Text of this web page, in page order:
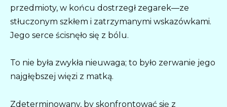
przedmioty, w końcu dostrzegł zegarek—ze
stłuczonym szkłem i zatrzymanymi wskazówkami.
Jego serce ścisnęło się z bólu.
To nie była zwykła nieuwaga; to było zerwanie jego
najgłębszej więzi z matką.
Zdeterminowany, by skonfrontować się z